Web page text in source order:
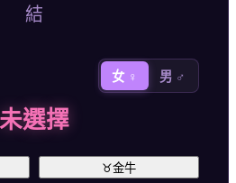
結
女 ♀ 男 ♂
未選擇
♉金牛